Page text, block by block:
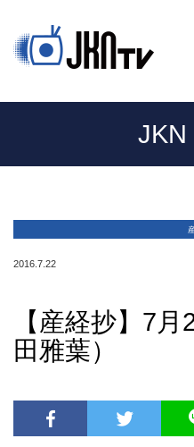
JKN
2016.7.22
【産経抄】7
田雅葉）